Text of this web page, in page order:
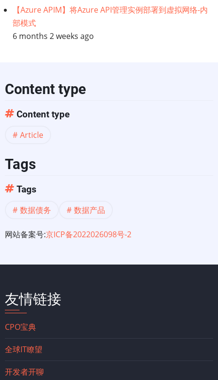
需
要
的
下
一
个
技
术
债
【Azure APIM】将Azure API管理实例部署到虚拟网络-内
部模式
6 months 2 weeks ago
Content type
Content type
Article
Tags
Tags
数据债务 数据产品
网站备案号:京ICP备2022026098号-2
友情链接
CPO宝典
全球IT瞭望
开发者开聊